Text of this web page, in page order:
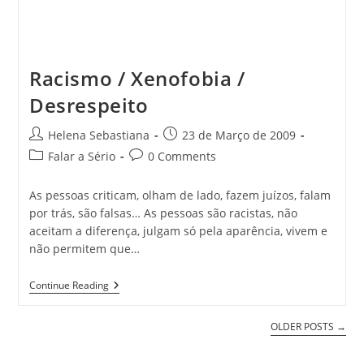
Racismo / Xenofobia /
Desrespeito
Post
author:
Helena Sebastiana
Post
published:
23 de Março de 2009
PostFalar a Sério
Post0 Comments
As pessoas criticam, olham de lado, fazem juízos, falam
por trás, são falsas… As pessoas são racistas, não
aceitam a diferença, julgam só pela aparência, vivem e
não permitem que…
Continue ReadingRacismo
/
OLDER POSTS →